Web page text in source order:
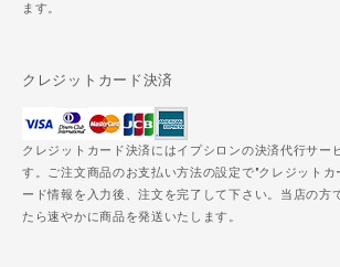
ます。
クレジットカード決済
クレジットカード決済にはイプシロンの決済代行サー
す。ご注文商品のお支払い方法の設定で"クレジット
ード情報を入力後、注文を完了して下さい。当店の方
たら速やかに商品を発送いたします。